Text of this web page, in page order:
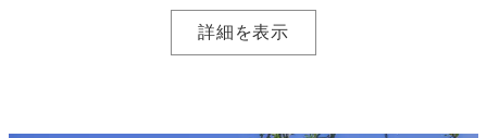
詳細を表示